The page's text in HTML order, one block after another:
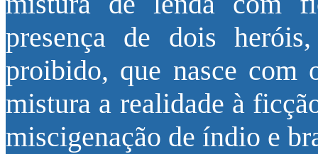
presença de dois
proibido, que nasce
mistura a realidade à
miscigenação de índio e